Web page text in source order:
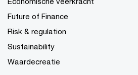
Future of Finance
Risk & regulation
Sustainability
Waardecreatie